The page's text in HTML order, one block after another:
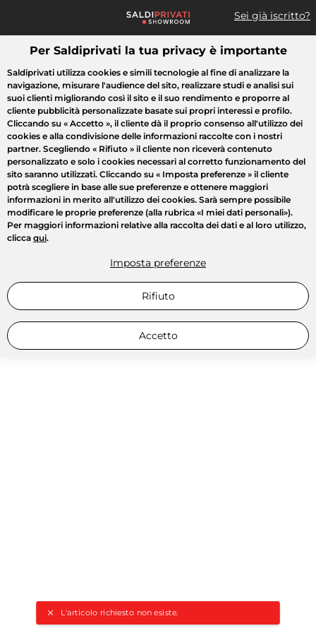
Sei già iscritto?
Cosa cerchi?
L'articolo richiesto non esiste.
Tutte le vendite Moda Casa Bellezza Elettrodomestici
Per Saldiprivati la tua privacy è importante
Saldiprivati utilizza cookies e simili tecnologie al fine di analizzare la
navigazione, misurare l'audience del sito, realizzare studi e analisi sui
suoi clienti migliorando così il sito e il suo rendimento e proporre al
cliente pubblicità personalizzate basate sui propri interessi e profilo.
Cliccando su « Accetto », il cliente dà il proprio consenso all'utilizzo dei
cookies e alla condivisione delle informazioni raccolte con i nostri
partner. Scegliendo « Rifiuto » il cliente non riceverà contenuto
personalizzato e solo i cookies necessari al corretto funzionamento del
sito saranno utilizzati. Cliccando su « Imposta preferenze » il cliente
potrà scegliere in base alle sue preferenze e ottenere maggiori
informazioni in merito all'utilizzo dei cookies. Sarà sempre possibile
modificare le proprie preferenze (alla rubrica «I miei dati personali»).
Per maggiori informazioni relative alla raccolta dei dati e al loro utilizzo,
clicca qui.
Imposta preferenze
Rifiuto
Accetto